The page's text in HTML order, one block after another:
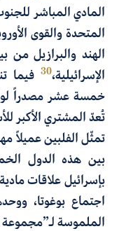
المادي المباشر
المتحدة والقوى
الهند والبرازيل
الإسرائيلية،30 فيما
خمسة عشر مصدراً
تُعدّ المشتري الأكبر
تمثّل الفلبين عميلاً
بين هذه الدول
بإسرائيل علاقات
اجتماع بوغوتا،
الملموسة لـ”مجموعة